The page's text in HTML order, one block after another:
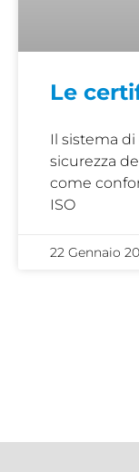
Le
Il sistema
sicurezza
come
ISO
22 Gennaio